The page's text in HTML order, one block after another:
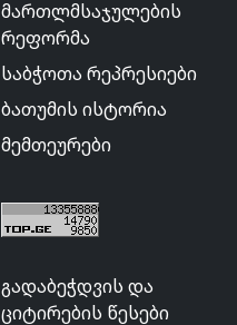
მართლმსაჯულების
რეფორმა
საბჭოთა რეპრესიები
ბათუმის ისტორია
მემთეურები
გადაბეჭდვის და
ციტირების წესები